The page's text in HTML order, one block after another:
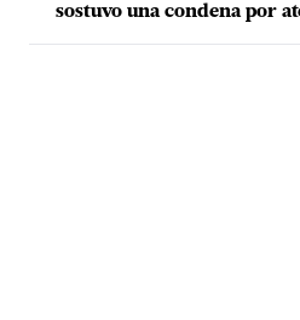
sostuvo una condena por